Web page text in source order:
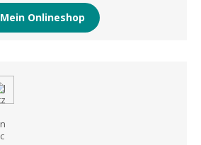
Mein Onlineshop